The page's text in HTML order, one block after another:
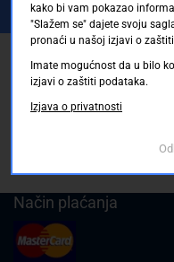
Pickup mjesto
Način plaćanja
kako bi vam pokazao
"Slažem se" dajete svoju
pronaći u našoj izjavi o
Imate mogućnost da u bilo
izjavi o zaštiti podataka.
Izjava o privatnosti